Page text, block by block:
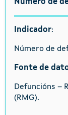
Número de
Indicador:
Número de
Fonte de
Defuncións –
(RMG).